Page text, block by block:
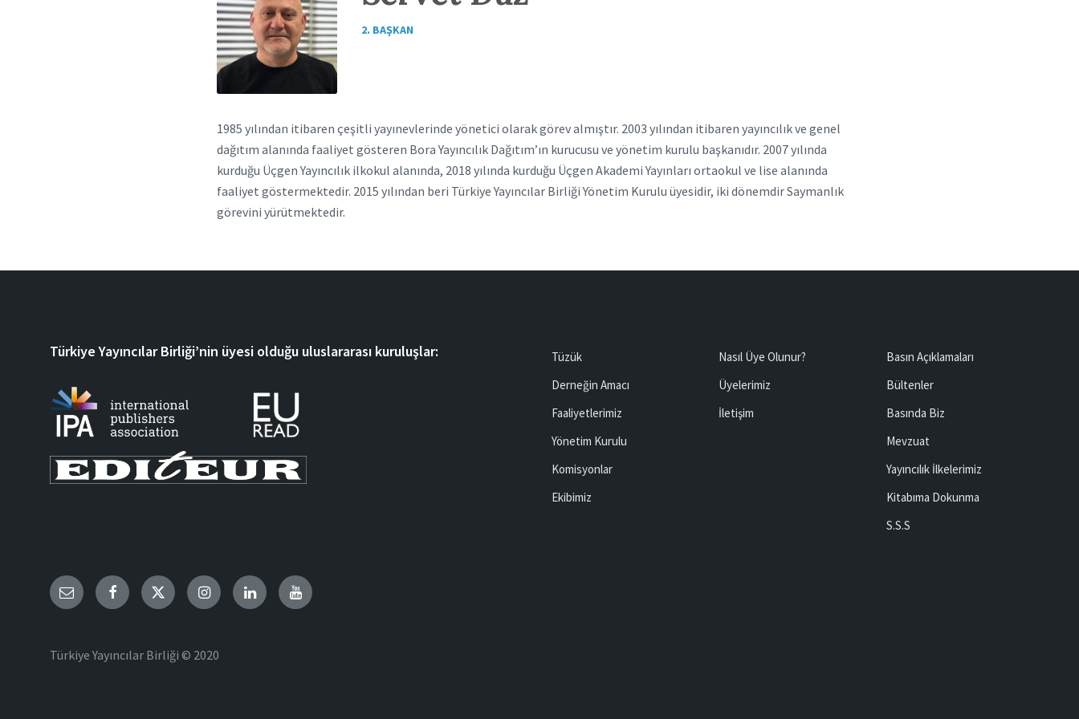
2. BAŞKAN
1985 yılından itibaren çeşitli yayınevlerinde yönetici olarak görev almıştır. 2003 yılından itibaren yayıncılık ve genel
dağıtım alanında faaliyet gösteren Bora Yayıncılık Dağıtım’ın kurucusu ve yönetim kurulu başkanıdır. 2007 yılında
kurduğu Üçgen Yayıncılık ilkokul alanında, 2018 yılında kurduğu Üçgen Akademi Yayınları ortaokul ve lise alanında
faaliyet göstermektedir. 2015 yılından beri Türkiye Yayıncılar Birliği Yönetim Kurulu üyesidir, iki dönemdir Saymanlık
görevini yürütmektedir.
Türkiye Yayıncılar Birliği’nin üyesi olduğu uluslararası kuruluşlar:
Tüzük
Derneğin Amacı
Faaliyetlerimiz
Yönetim Kurulu
Komisyonlar
Ekibimiz
Nasıl Üye Olunur?
Üyelerimiz
İletişim
Basın Açıklamaları
Bültenler
Basında Biz
Mevzuat
Yayıncılık İlkelerimiz
Kitabıma Dokunma
S.S.S
Email Facebook TwitterInstagramLinkedInYouTube
Türkiye Yayıncılar Birliği © 2020